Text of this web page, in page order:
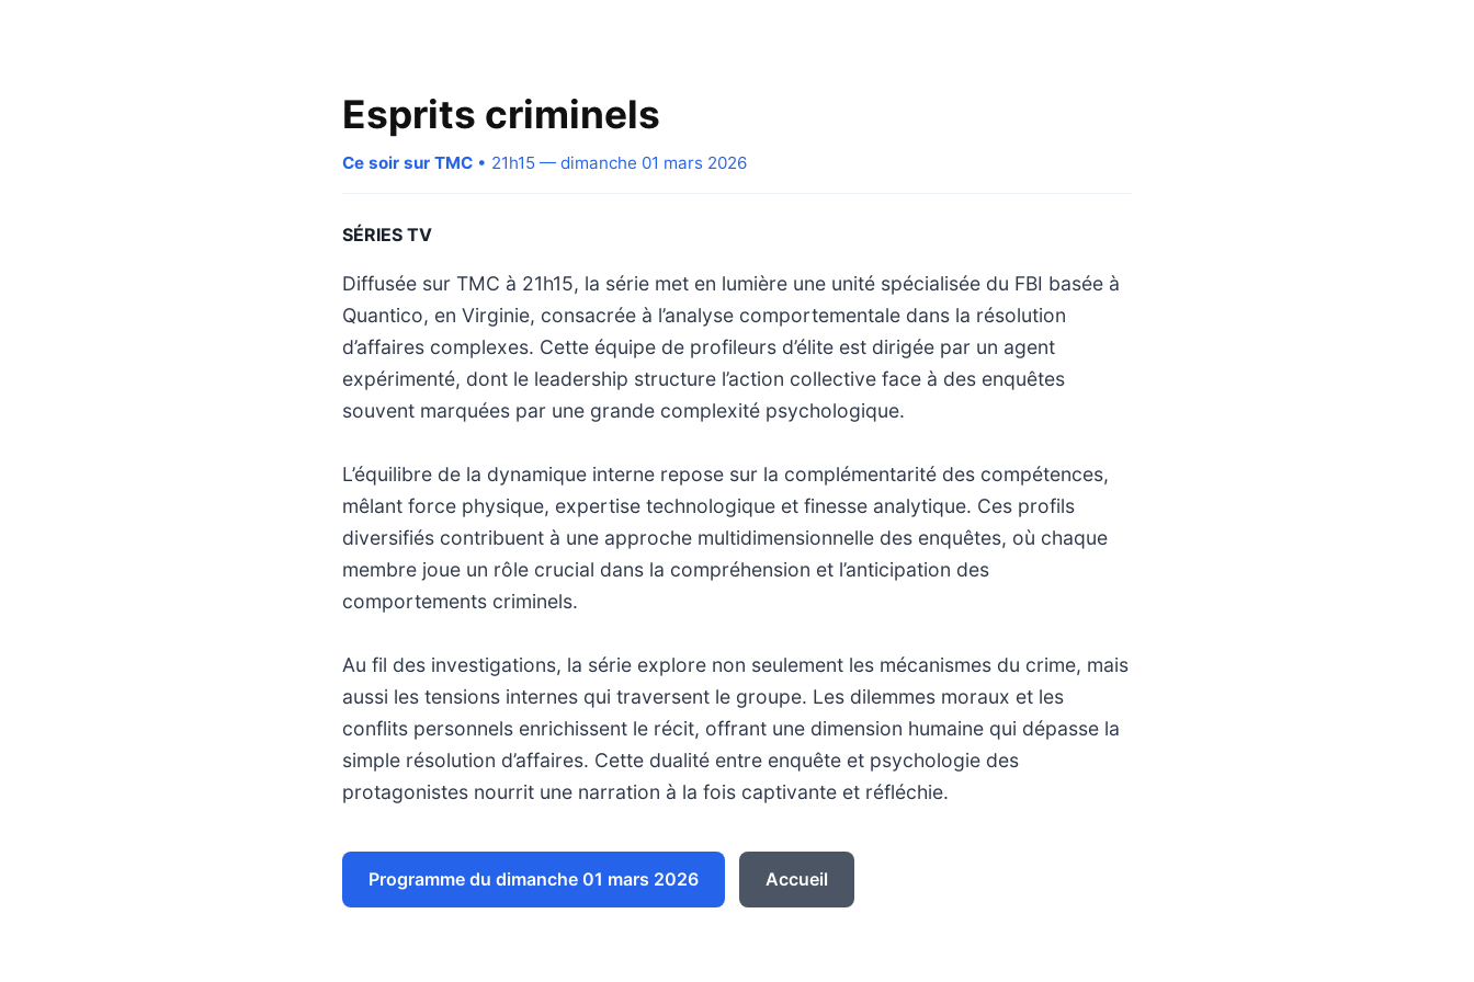
Esprits criminels
Ce soir sur TMC • 21h15 — dimanche 01 mars 2026
SÉRIES TV
Diffusée sur TMC à 21h15, la série met en lumière une unité spécialisée du FBI basée à
Quantico, en Virginie, consacrée à l’analyse comportementale dans la résolution
d’affaires complexes. Cette équipe de profileurs d’élite est dirigée par un agent
expérimenté, dont le leadership structure l’action collective face à des enquêtes
souvent marquées par une grande complexité psychologique.
L’équilibre de la dynamique interne repose sur la complémentarité des compétences,
mêlant force physique, expertise technologique et finesse analytique. Ces profils
diversifiés contribuent à une approche multidimensionnelle des enquêtes, où chaque
membre joue un rôle crucial dans la compréhension et l’anticipation des
comportements criminels.
Au fil des investigations, la série explore non seulement les mécanismes du crime, mais
aussi les tensions internes qui traversent le groupe. Les dilemmes moraux et les
conflits personnels enrichissent le récit, offrant une dimension humaine qui dépasse la
simple résolution d’affaires. Cette dualité entre enquête et psychologie des
protagonistes nourrit une narration à la fois captivante et réfléchie.
Programme du dimanche 01 mars 2026 Accueil